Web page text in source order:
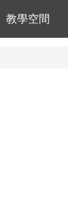
教學空間